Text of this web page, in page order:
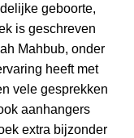
geboorte,
is geschreven
Mahbub, onder
heeft met
vele gesprekken
aanhangers
extra bijzonder